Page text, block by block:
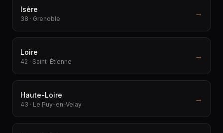
Isère
38 · Grenoble
→
Loire
42 · Saint-Étienne
→
Haute-Loire
43 · Le Puy-en-Velay
→